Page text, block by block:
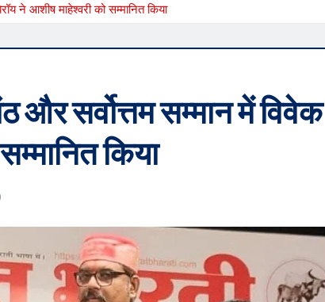
ने आशीष माहेश्वरी को सम्मानित किया
और सर्वोत्तम सम्मान में विवेक
किया